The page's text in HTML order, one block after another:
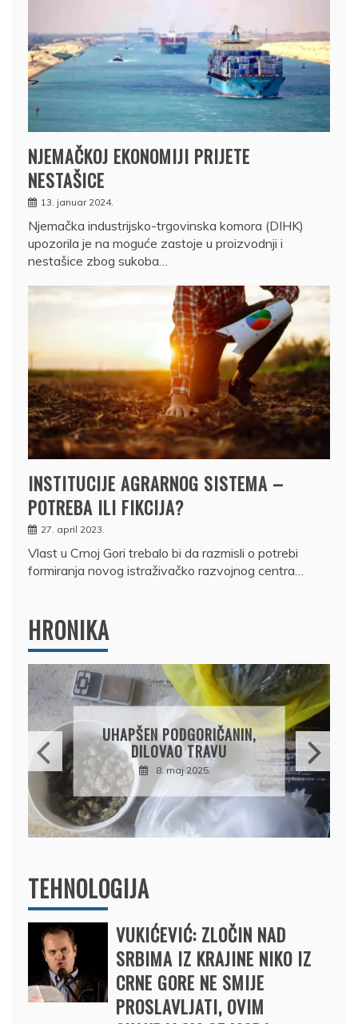
NJEMAČKOJ EKONOMIJI PRIJETE
NESTAŠICE
13. januar 2024.
Njemačka industrijsko-trgovinska komora (DIHK)
upozorila je na moguće zastoje u proizvodnji i
nestašice zbog sukoba…
INSTITUCIJE AGRARNOG SISTEMA –
POTREBA ILI FIKCIJA?
27. april 2023.
Vlast u Crnoj Gori trebalo bi da razmisli o potrebi
formiranja novog istraživačko razvojnog centra…
HRONIKA
DRŽAVLJANIN RUSIJE
OSUMNJIČEN DA JE
PRODAO TUĐI BMW,
DRŽAVU NAPUSTIO
BRODOM
12. februar 2025.
TEHNOLOGIJA
VUKIĆEVIĆ: ZLOČIN NAD
SRBIMA IZ KRAJINE NIKO IZ
CRNE GORE NE SMIJE
PROSLAVLJATI, OVIM